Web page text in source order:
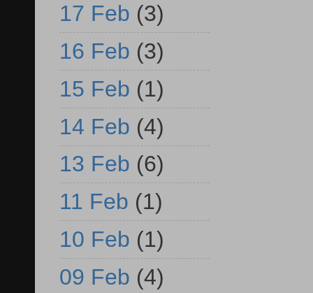
17 Feb (3)
16 Feb (3)
15 Feb (1)
14 Feb (4)
13 Feb (6)
11 Feb (1)
10 Feb (1)
09 Feb (4)